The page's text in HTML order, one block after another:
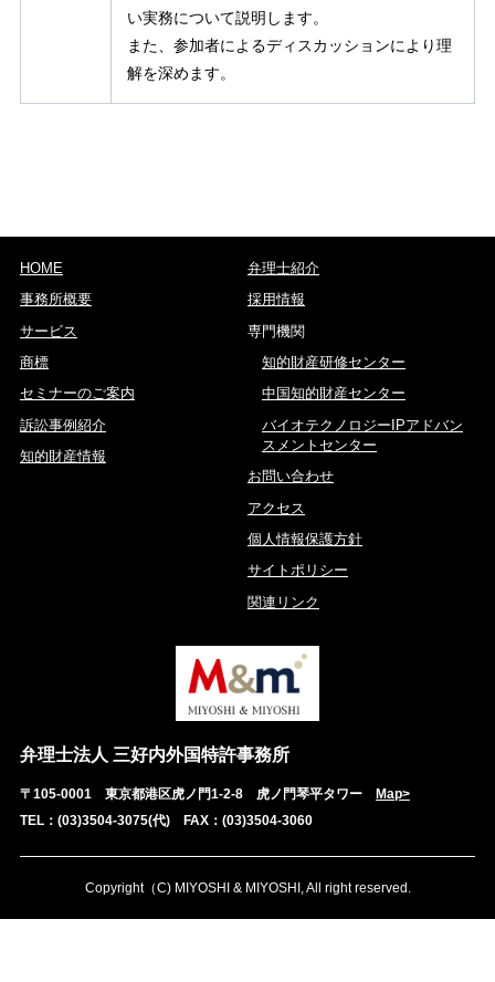
い実務について説明します。
また、参加者によるディスカッションにより理
解を深めます。
弁理士法人 三好内外国特許事務所
〒105-0001 東京都港区虎ノ門1-2-8 虎ノ門琴平タワー
Map>
TEL：(03)3504-3075(代) FAX：(03)3504-3060
HOME
事務所概要
サービス
商標
セミナーのご案内
訴訟事例紹介
知的財産情報
弁理士紹介
採用情報
専門機関
知的財産研修センター
中国知的財産センター
バイオテクノロジーIPアドバン
スメントセンター
お問い合わせ
アクセス
個人情報保護方針
サイトポリシー
関連リンク
Copyright（C) MIYOSHI & MIYOSHI, All right reserved.